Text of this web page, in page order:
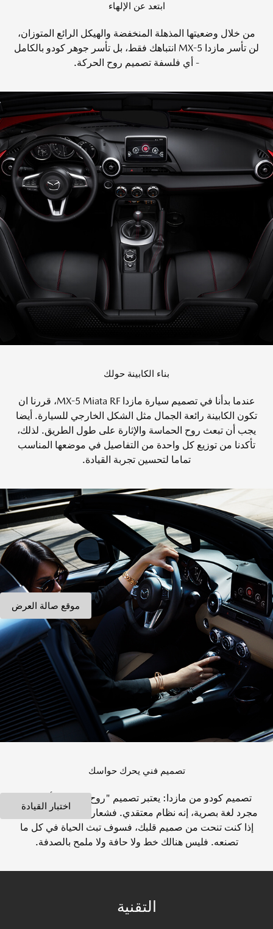
موقع صالة العرض
اختبار القيادة
ابتعد عن الإلهاء
من خلال وضعيتها المذهلة المنخفضة والهيكل الرائع المتوزان،
لن تأسر مازدا MX-5 انتباهك فقط، بل تأسر جوهر كودو بالكامل
- أي فلسفة تصميم روح الحركة.
بناء الكابينة حولك
عندما بدأنا في تصميم سيارة مازدا MX-5 Miata RF، قررنا ان
تكون الكابينة رائعة الجمال مثل الشكل الخارجي للسيارة. أيضا
يجب أن تبعث روح الحماسة والإثارة على طول الطريق. لذلك،
تأكدنا من توزيع كل واحدة من التفاصيل في موضعها المناسب
تماما لتحسين تجربة القيادة.
تصميم فني يحرك حواسك
تصميم كودو من مازدا: يعتبر تصميم "روح الحركة" أكثر من
مجرد لغة بصرية، إنه نظام معتقدي. فشعار صناع مازدا بسيط:
إذا كنت تنحت من صميم قلبك، فسوف تبث الحياة في كل ما
تصنعه. فليس هنالك خط ولا حافة ولا ملمح بالصدفة.
التقنية